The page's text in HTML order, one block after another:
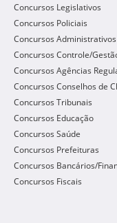
Concursos Legislativos
Concursos Policiais
Concursos Administrativos
Concursos Controle/
Concursos Agências
Concursos Conselhos de
Concursos Tribunais
Concursos Educação
Concursos Saúde
Concursos Prefeituras
Concursos Bancários/
Concursos Fiscais